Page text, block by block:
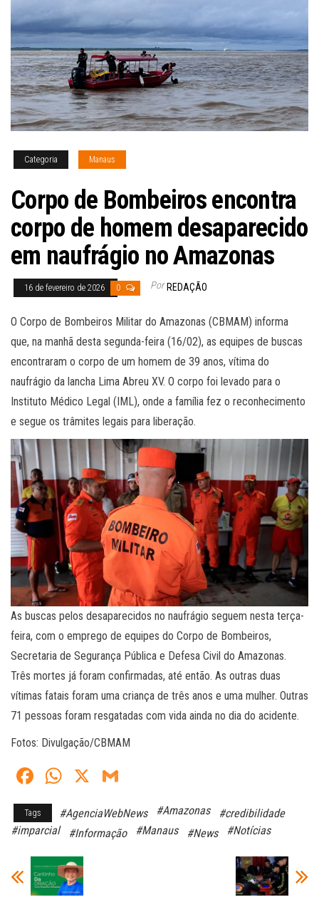
Categoria Manaus
Corpo de Bombeiros encontra
corpo de homem desaparecido
em naufrágio no Amazonas
16 de fevereiro de 2026 0 Por REDAÇÃO
O Corpo de Bombeiros Militar do Amazonas (CBMAM) informa
que, na manhã desta segunda-feira (16/02), as equipes de buscas
encontraram o corpo de um homem de 39 anos, vítima do
naufrágio da lancha Lima Abreu XV. O corpo foi levado para o
Instituto Médico Legal (IML), onde a família fez o reconhecimento
e segue os trâmites legais para liberação.
As buscas pelos desaparecidos no naufrágio seguem nesta terça-
feira, com o emprego de equipes do Corpo de Bombeiros,
Secretaria de Segurança Pública e Defesa Civil do Amazonas.
Três mortes já foram confirmadas, até então. As outras duas
vítimas fatais foram uma criança de três anos e uma mulher. Outras
71 pessoas foram resgatadas com vida ainda no dia do acidente.
Fotos: Divulgação/CBMAM
Fa
ce
bo
W
ts
A
pp
X
ail
Tags #AgenciaWebNews #Amazonas
#credibilidade
#imparcial
#Informação #Manaus #News #Notícias